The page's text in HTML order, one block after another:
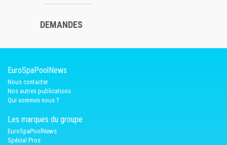
DEMANDES
EuroSpaPoolNews
Nous contacter
Nos autres publications
Qui sommes nous ?
Les marques du groupe
EuroSpaPoolNews
Spécial Pros